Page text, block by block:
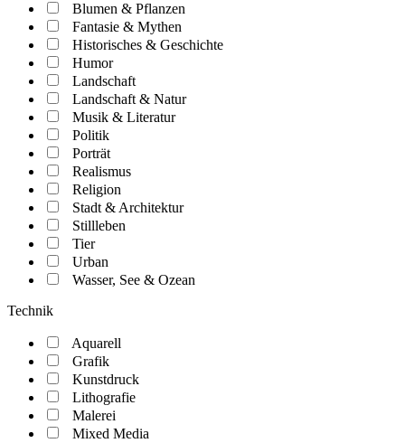
Blumen & Pflanzen
Fantasie & Mythen
Historisches & Geschichte
Humor
Landschaft
Landschaft & Natur
Musik & Literatur
Politik
Porträt
Realismus
Religion
Stadt & Architektur
Stillleben
Tier
Urban
Wasser, See & Ozean
Technik
Aquarell
Grafik
Kunstdruck
Lithografie
Malerei
Mixed Media